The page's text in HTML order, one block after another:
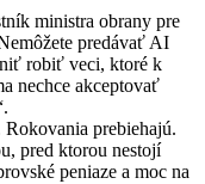
ministra obrany pre
predávať AI
robiť veci, ktoré k
nechce akceptovať
prebiehajú.
pred ktorou nestojí
peniaze a moc na